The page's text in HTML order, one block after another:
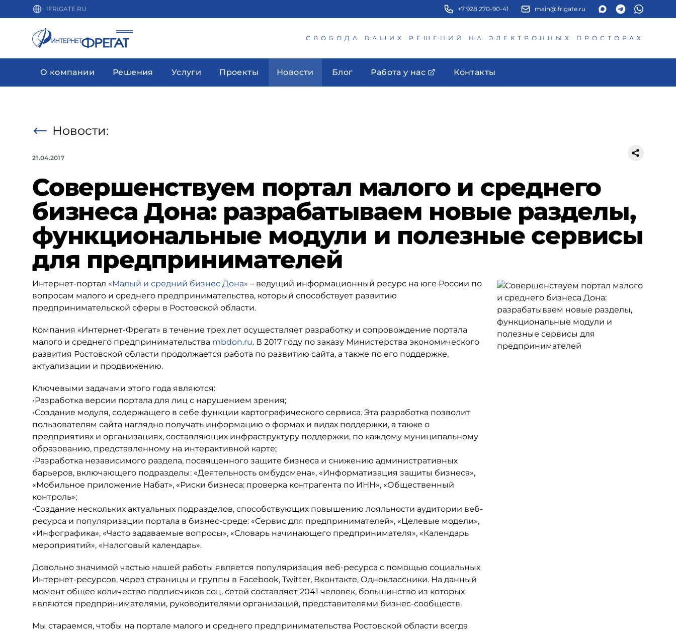
IFRIGATE.RU +7 928 270-90-41 main@ifrigate.ru
СВОБОДА ВАШИХ РЕШЕНИЙ НА ЭЛЕКТРОННЫХ ПРОСТОРАХ
О компании Решения Услуги Проекты Новости Блог Работа у нас Контакты
Новости:
21.04.2017
Совершенствуем портал малого и среднего
бизнеса Дона: разрабатываем новые разделы,
функциональные модули и полезные сервисы
для предпринимателей
Интернет-портал «Малый и средний бизнес Дона» – ведущий информационный ресурс на юге России по
вопросам малого и среднего предпринимательства, который способствует развитию
предпринимательской сферы в Ростовской области.
Компания «Интернет-Фрегат» в течение трех лет осуществляет разработку и сопровождение портала
малого и среднего предпринимательства mbdon.ru. В 2017 году по заказу Министерства экономического
развития Ростовской области продолжается работа по развитию сайта, а также по его поддержке,
актуализации и продвижению.
Ключевыми задачами этого года являются:
•Разработка версии портала для лиц с нарушением зрения;
•Создание модуля, содержащего в себе функции картографического сервиса. Эта разработка позволит
пользователям сайта наглядно получать информацию о формах и видах поддержки, а также о
предприятиях и организациях, составляющих инфраструктуру поддержки, по каждому муниципальному
образованию, представленному на интерактивной карте;
•Разработка независимого раздела, посвященного защите бизнеса и снижению административных
барьеров, включающего подразделы: «Деятельность омбудсмена», «Информатизация защиты бизнеса»,
«Мобильное приложение Набат», «Риски бизнеса: проверка контрагента по ИНН», «Общественный
контроль»;
•Создание нескольких актуальных подразделов, способствующих повышению лояльности аудитории веб-
ресурса и популяризации портала в бизнес-среде: «Сервис для предпринимателей», «Целевые модели»,
«Инфографика», «Часто задаваемые вопросы», «Словарь начинающего предпринимателя», «Календарь
мероприятий», «Налоговый календарь».
Довольно значимой частью нашей работы является популяризация веб-ресурса с помощью социальных
Интернет-ресурсов, через страницы и группы в Facebook, Twitter, Вконтакте, Одноклассники. На данный
момент общее количество подписчиков соц. сетей составляет 2041 человек, большинство из которых
являются предпринимателями, руководителями организаций, представителями бизнес-сообществ.
Мы стараемся, чтобы на портале малого и среднего предпринимательства Ростовской области всегда